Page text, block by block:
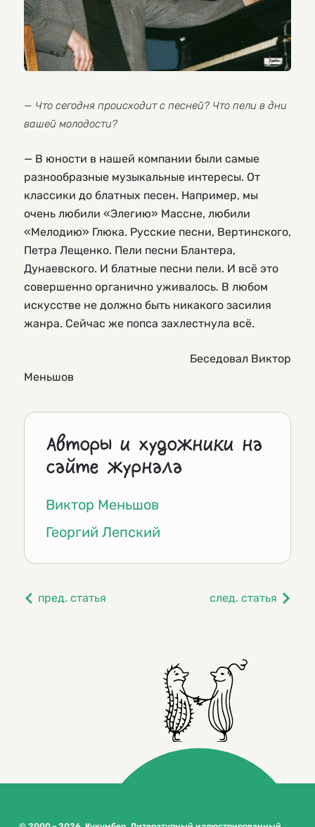
— Что сегодня происходит с песней? Что пели в дни
вашей молодости?
— В юности в нашей компании были самые
разнообразные музыкальные интересы. От
классики до блатных песен. Например, мы
очень любили «Элегию» Массне, любили
«Мелодию» Глюка. Русские песни, Вертинского,
Петра Лещенко. Пели песни Блантера,
Дунаевского. И блатные песни пели. И всё это
совершенно органично уживалось. В любом
искусстве не должно быть никакого засилия
жанра. Сейчас же попса захлестнула всё.
Беседовал Виктор
Меньшов
Авторы и художники на
сайте журнала
Виктор Меньшов
Георгий Лепский
пред. статья след. статья